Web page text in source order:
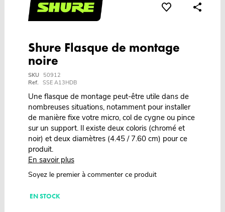
Shure Flasque de montage
noire
SKU
50912
Ref. SSE A13HDB
Une flasque de montage peut-être utile dans de
nombreuses situations, notamment pour installer
de manière fixe votre micro, col de cygne ou pince
sur un support. Il existe deux coloris (chromé et
noir) et deux diamètres (4.45 / 7.60 cm) pour ce
produit.
En savoir plus
Soyez le premier à commenter ce produit
EN STOCK